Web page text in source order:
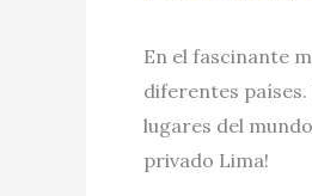
En el fascinante
diferentes
lugares del
privado Lima!